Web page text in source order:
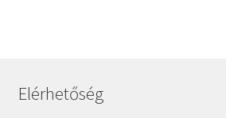
Elérhetőség